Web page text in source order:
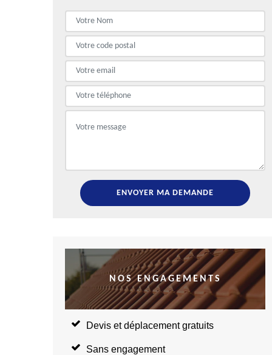
NOS ENGAGEMENTS
Devis et déplacement gratuits
Sans engagement